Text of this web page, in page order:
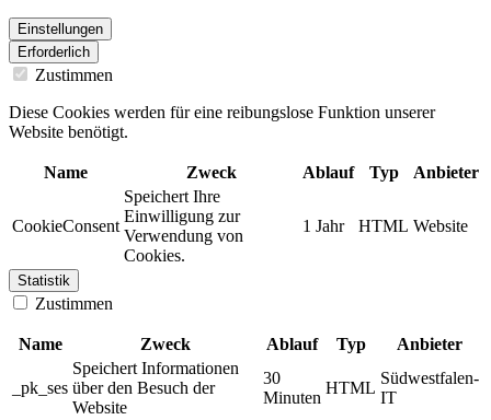
Einstellungen
Erforderlich
Zustimmen
Diese Cookies werden für eine reibungslose Funktion unserer
Website benötigt.
Name Zweck Ablauf Typ Anbieter
CookieConsent
Speichert Ihre
Einwilligung zur
Verwendung von
Cookies.
1 Jahr HTML Website
Statistik
Zustimmen
Name Zweck Ablauf Typ Anbieter
_pk_ses
Speichert Informationen
über den Besuch der
Website
30
Minuten
HTML
Südwestfalen-
IT